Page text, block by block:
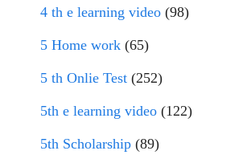
4 th e learning video (98)
5 Home work (65)
5 th Onlie Test (252)
5th e learning video (122)
5th Scholarship (89)